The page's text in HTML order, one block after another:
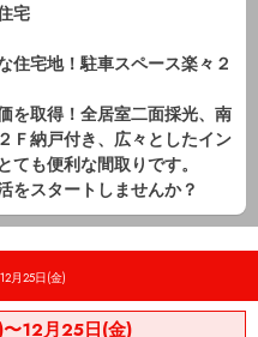
宅
住宅地！駐車スペース楽々２
を取得！全居室二面採光、南
Ｆ納戸付き、広々としたイン
も便利な間取りです。
をスタートしませんか？
月25日(金)
12月25日(金)